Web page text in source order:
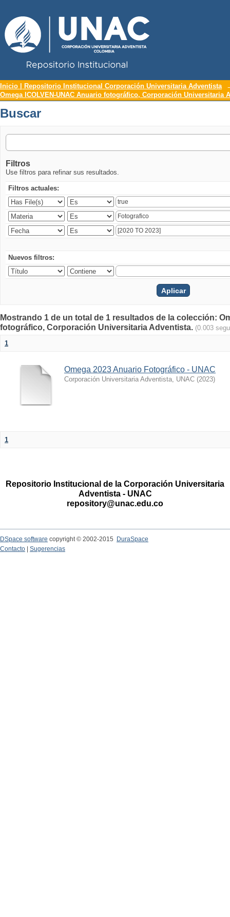
Buscar
Inicio | Repositorio Institucional Corporación Universitaria Adventista
Omega ICOLVEN-UNAC Anuario fotográfico, Corporación Universitaria
Buscar
Filtros
Use filtros para refinar sus resultados.
Filtros actuales:
Nuevos filtros:
Mostrando 1 de un total de 1 resultados de la colección:
fotográfico, Corporación Universitaria Adventista. (0.003
1
Omega 2023 Anuario Fotográfico - UNAC
Corporación Universitaria Adventista, UNAC (2023)
1
Repositorio Institucional de la Corporación Universitaria
Adventista - UNAC
repository@unac.edu.co
DSpace software copyright © 2002-2015
DuraSpace
Contacto
Sugerencias